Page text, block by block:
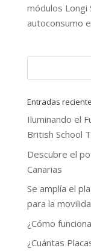
módulos Longi
autoconsumo
Entradas
Iluminando el
British School
Descubre el
Canarias
Se amplía el
para la
¿Cómo
¿Cuántas